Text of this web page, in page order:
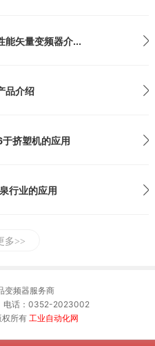
能矢量变频器介...
品介绍
挤塑机的应用
行业的应用
多
变频器服务商
电话：0352-2023002
所有 工业自动化网